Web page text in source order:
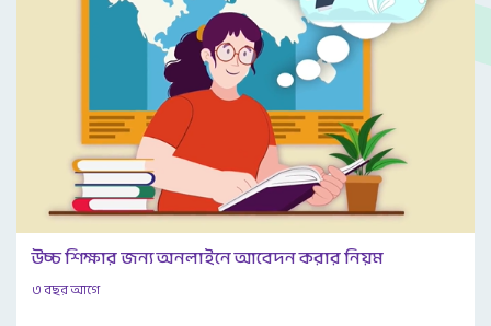
উচ্চ শিক্ষার জন্য অনলাইনে আবেদন করার নিয়ম
৩ বছর আগে